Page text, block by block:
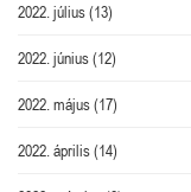
2022. július(13)
2022. június(12)
2022. május(17)
2022. április(14)